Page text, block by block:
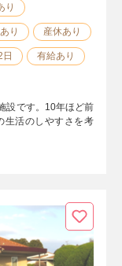
り
り 産休あり
有給あり
設です。10年ほど前
生活のしやすさを考